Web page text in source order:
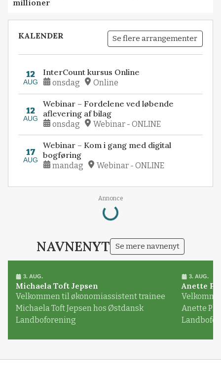
millioner
KALENDER Se flere arrangementer
12
AUG
InterCount kursus Online
onsdag Online
12
AUG
Webinar – Fordelene ved løbende
aflevering af bilag
onsdag Webinar - ONLINE
17
AUG
Webinar – Kom i gang med digital
bogføring
mandag Webinar - ONLINE
Annonce
Loading...
NAVNENYT Se mere navnenyt
3. AUG.
Michaela Toft Jepsen
Velkommen til økonomiassistent trainee
Michaela Toft Jepsen hos Østdansk
Landboforening
3. AUG.
Anette
Anette